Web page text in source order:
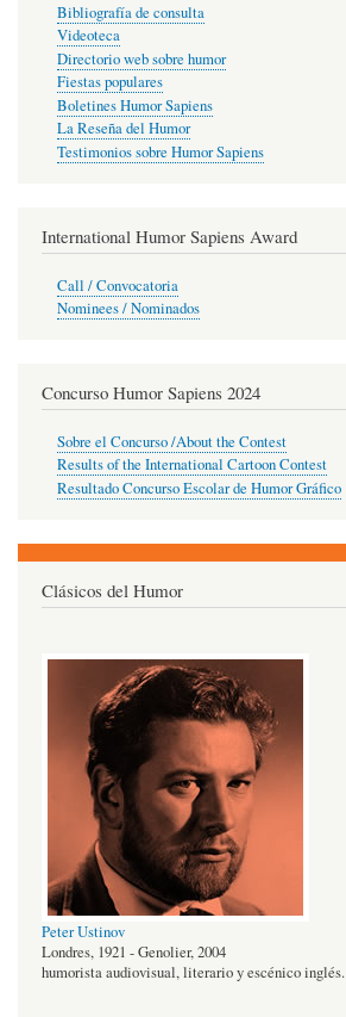
Bibliografía de consulta
Videoteca
Directorio web sobre humor
Fiestas populares
Boletines Humor Sapiens
La Reseña del Humor
Testimonios sobre Humor Sapiens
International Humor Sapiens Award
Call / Convocatoria
Nominees / Nominados
Concurso Humor Sapiens 2024
Sobre el Concurso /About the Contest
Results of the International Cartoon Contest
Resultado Concurso Escolar de Humor Gráfico
Clásicos del Humor
Peter Ustinov
Londres, 1921 - Genolier, 2004
humorista audiovisual, literario y escénico inglés.